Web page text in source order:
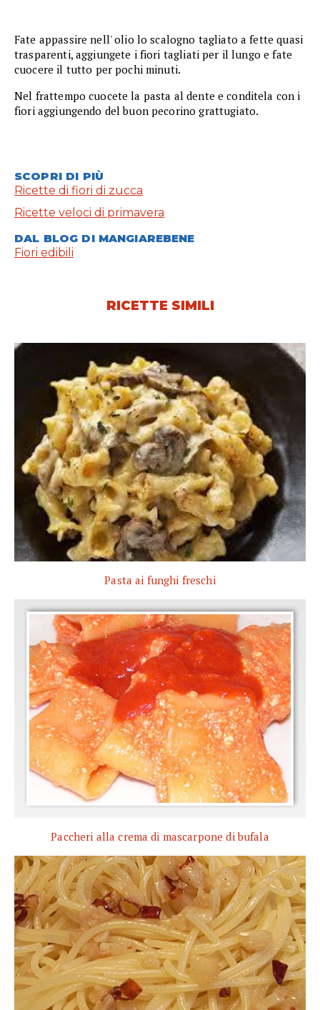
Fate appassire nell' olio lo scalogno tagliato a fette quasi
trasparenti, aggiungete i fiori tagliati per il lungo e fate
cuocere il tutto per pochi minuti.
Nel frattempo cuocete la pasta al dente e conditela con i
fiori aggiungendo del buon pecorino grattugiato.
SCOPRI DI PIÙ
Ricette di fiori di zucca
Ricette veloci di primavera
DAL BLOG DI MANGIAREBENE
Fiori edibili
RICETTE SIMILI
Pasta ai funghi freschi
Paccheri alla crema di mascarpone di bufala